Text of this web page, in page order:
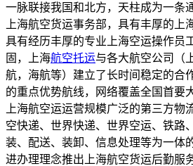
一脉联接我国和北方，天柱成为一条
上海航空货运事务部，具有丰厚的上
具有经历丰厚的专业上海空运操作员
固，上海航空托运与各大航空公司（
航，海航等）建立了长时间稳定的合
的重点优势航线，网络覆盖全国首要
上海航空运运营规模广泛的第三方物
空快递、世界快递、世界空运、铁路
装、配送、装卸、信息处理等为一体
进办理理念推出上海航空货运后勤服